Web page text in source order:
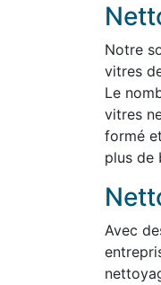
Notre
vitres
Le
vitres
formé
plus de
Avec